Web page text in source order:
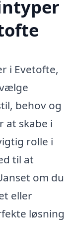
i Evetofte,
behov og
at skabe i
rolle i
til at
om du
eller
løsning